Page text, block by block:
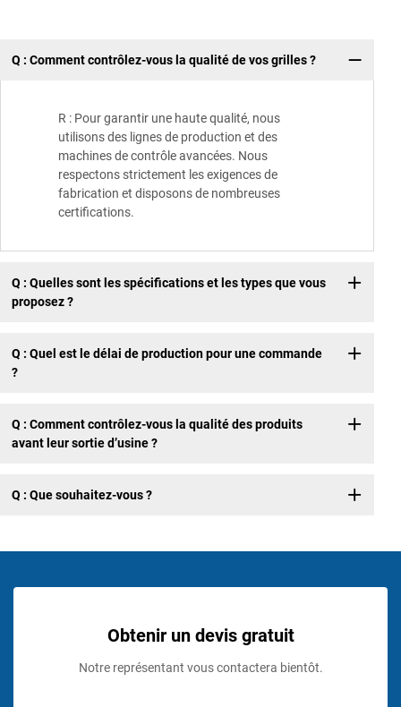
Q : Comment contrôlez-vous la qualité de vos grilles ?
R : Pour garantir une haute qualité, nous
utilisons des lignes de production et des
machines de contrôle avancées. Nous
respectons strictement les exigences de
fabrication et disposons de nombreuses
certifications.
Q : Quelles sont les spécifications et les types que vous
proposez ?
Q : Quel est le délai de production pour une commande
?
Q : Comment contrôlez-vous la qualité des produits
avant leur sortie d’usine ?
Q : Que souhaitez-vous ?
Obtenir un devis gratuit
Notre représentant vous contactera bientôt.